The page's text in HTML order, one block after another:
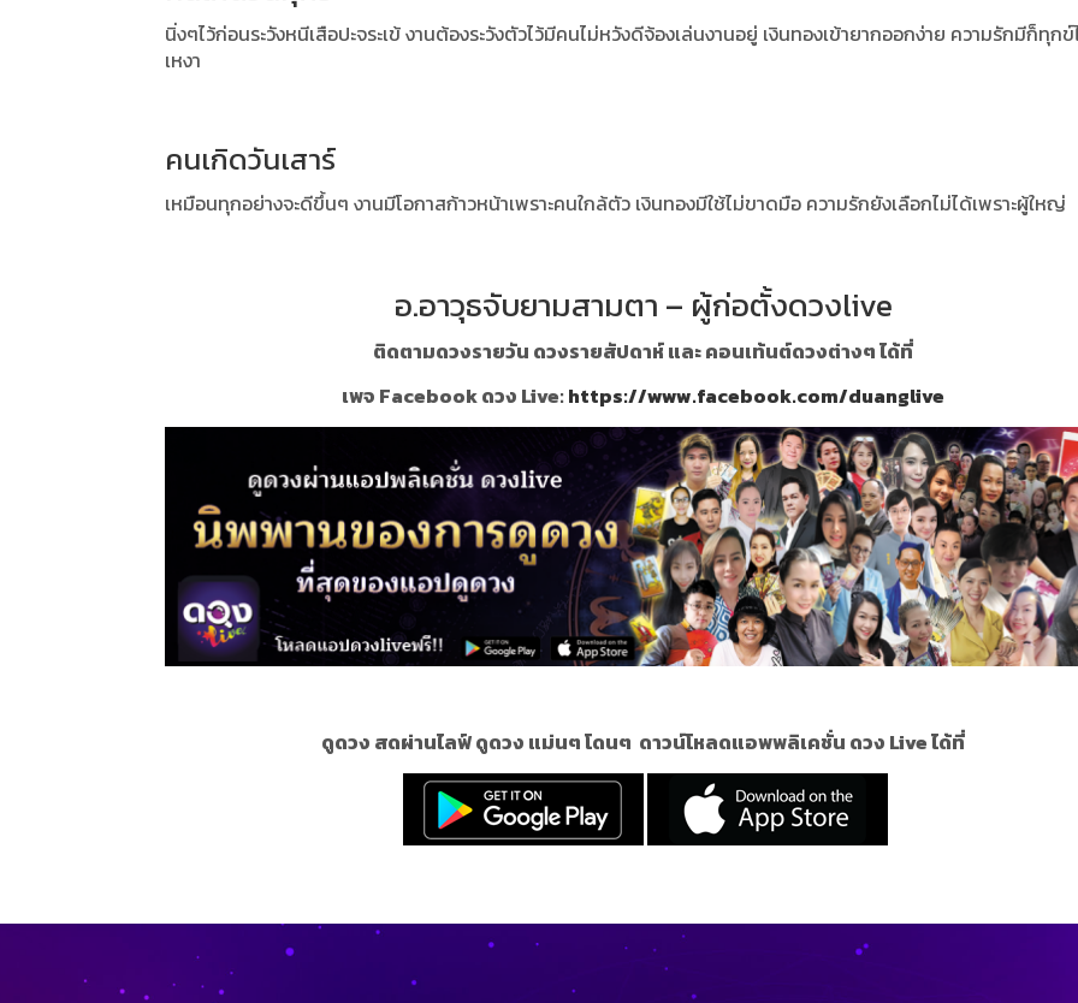
นิ่งๆไว้ก่อนระวังหนีเสือปะจระเข้ งานต้องระวังตัวไว้มีคนไม่หวังดีจ้องเล่นงานอยู่ เงินทองเข้ายากออกง่าย ความรักมีก็ทุก
เหงา
คนเกิดวันเสาร์
เหมือนทุกอย่างจะดีขึ้นๆ งานมีโอกาสก้าวหน้าเพราะคนใกล้ตัว เงินทองมีใช้ไม่ขาดมือ ความรักยังเลือกไม่ได้เพราะผู้ใหญ่
อ.อาวุธจับยามสามตา – ผู้ก่อตั้งดวงlive
ติดตามดวงรายวัน ดวงรายสัปดาห์ และ คอนเท้นต์ดวงต่างๆ ได้ที่
เพจ Facebook ดวง Live:https://www.facebook.com/duanglive
ดูดวง สดผ่านไลฟ์ ดูดวง แม่นๆ โดนๆ ดาวน์โหลดแอพพลิเคชั่น ดวง Live ได้ที่